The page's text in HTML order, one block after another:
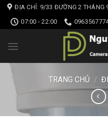
Skip
content
ĐỊA CHỈ: 9/33 ĐƯỜNG 2 THÁNG
07:00 - 22:00
TRANG CHỦ /